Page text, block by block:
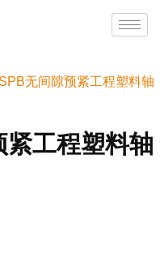
无间隙预紧工程塑料轴
工程塑料轴